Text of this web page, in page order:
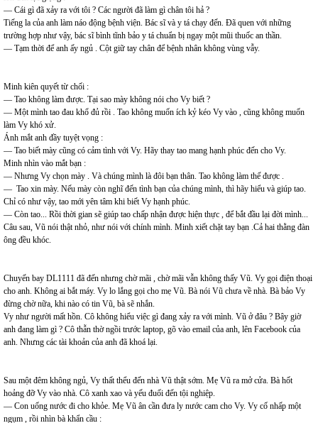
— Cái gì đã xảy ra với tôi ? Các người đã làm gì chân tôi hả ?
Tiếng la của anh làm náo động bệnh viện. Bác sĩ và y tá chạy đến. Đã quen với những
trường hợp như vậy, bác sĩ bình tĩnh bảo y tá chuẩn bị ngay một mũi thuốc an thần.
— Tạm thời để anh ấy ngủ . Cột giữ tay chân để bệnh nhân không vùng vẫy.
Minh kiên quyết từ chối :
— Tao không làm được. Tại sao mày không nói cho Vy biết ?
— Một mình tao đau khổ đủ rồi . Tao không muốn ích kỷ kéo Vy vào , cũng không muốn
làm Vy khó xử.
Ánh mắt anh đầy tuyệt vọng :
— Tao biết mày cũng có cảm tình với Vy. Hãy thay tao mang hạnh phúc đến cho Vy.
Minh nhìn vào mắt bạn :
— Nhưng Vy chọn mày . Và chúng mình là đôi bạn thân. Tao không làm thế được .
— Tao xin mày. Nếu mày còn nghĩ đến tình bạn của chúng mình, thì hãy hiểu và giúp tao.
Chỉ có như vậy, tao mới yên tâm khi biết Vy hạnh phúc.
— Còn tao... Rồi thời gian sẽ giúp tao chấp nhận được hiện thực , để bắt đầu lại đời mình...
Câu sau, Vũ nói thật nhỏ, như nói với chính mình. Minh xiết chặt tay bạn .Cả hai thằng đàn
ông đều khóc.
Chuyến bay DL1111 đã đến nhưng chờ mãi , chờ mãi vẫn không thấy Vũ. Vy gọi điện thoại
cho anh. Không ai bắt máy. Vy lo lắng gọi cho mẹ Vũ. Bà nói Vũ chưa về nhà. Bà bảo Vy
đừng chờ nữa, khi nào có tin Vũ, bà sẽ nhắn.
Vy như người mất hồn. Cô không hiểu việc gì đang xảy ra với mình. Vũ ở đâu ? Bây giờ
anh đang làm gì ? Cô thẫn thờ ngồi trước laptop, gõ vào email của anh, lên Facebook của
anh. Nhưng các tài khoản của anh đã khoá lại.
Sau một đêm không ngủ, Vy thất thểu đến nhà Vũ thật sớm. Mẹ Vũ ra mở cửa. Bà hốt
hoảng đỡ Vy vào nhà. Cô xanh xao và yếu đuối đến tội nghiệp.
— Con uống nước đi cho khỏe. Mẹ Vũ ân cần đưa ly nước cam cho Vy. Vy cố nhấp một
ngụm , rồi nhìn bà khẩn cầu :